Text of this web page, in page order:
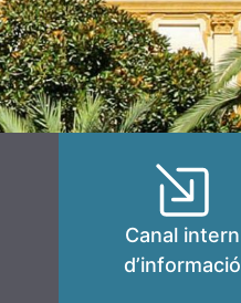
Canal intern
d’informació